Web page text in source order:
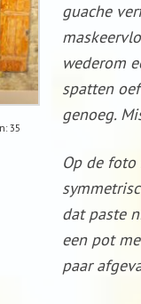
35
guache
wederom
spatten
genoeg.
Op de
dat paste
een pot
paar